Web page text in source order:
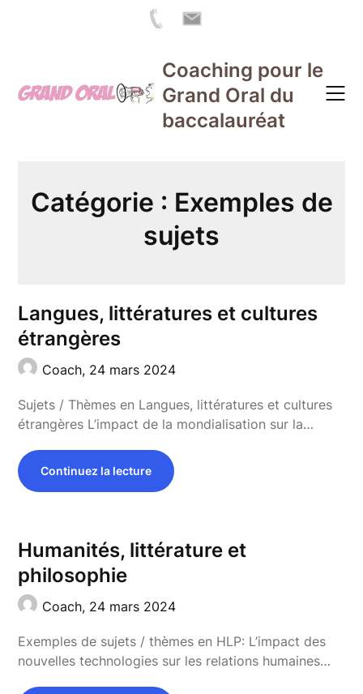
content
Coaching pour le
Grand Oral du
baccalauréat
Catégorie : Exemples de
sujets
Langues, littératures et cultures
étrangères
Coach, 24 mars 2024
Sujets / Thèmes en Langues, littératures et cultures
étrangères L’impact de la mondialisation sur la…
Continuez la lecture
Humanités, littérature et
philosophie
Coach, 24 mars 2024
Exemples de sujets / thèmes en HLP: L’impact des
nouvelles technologies sur les relations humaines…